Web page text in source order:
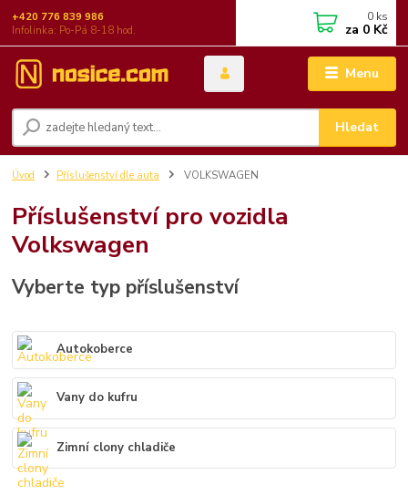
Menu
Hledat
+420 776 839 986
Infolinka: Po-Pá 8-18 hod.
0 ks
za 0 Kč
Úvod Příslušenství dle auta VOLKSWAGEN
Příslušenství pro vozidla
Volkswagen
Vyberte typ příslušenství
Autokoberce
Vany do kufru
Zimní clony chladiče